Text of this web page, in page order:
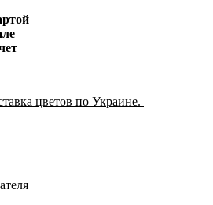
цветов по Украине.